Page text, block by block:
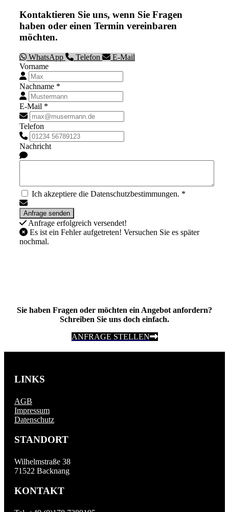
Kontaktieren Sie uns, wenn Sie Fragen
haben oder einen Termin vereinbaren
möchten.
WhatsApp Telefon
E-Mail
Vorname
Nachname *
E-Mail *
Telefon
Nachricht
Ich akzeptiere die Datenschutzbestimmungen. *
Anfrage erfolgreich versendet!
Es ist ein Fehler aufgetreten! Versuchen Sie es später
nochmal.
Sie haben Fragen oder möchten ein Angebot anfordern?
Schreiben Sie uns doch einfach.
ANFRAGE STELLEN
LINKS
AGB
Impressum
Datenschutz
STANDORT
Wilhelmstraße 38
71522 Backnang
KONTAKT